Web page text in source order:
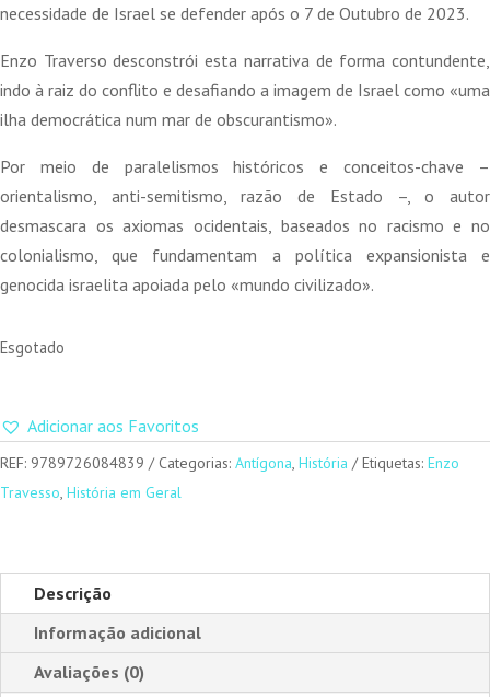
necessidade de Israel se defender após o 7 de Outubro de 2023.
Enzo Traverso desconstrói esta narrativa de forma contundente,
indo à raiz do conflito e desafiando a imagem de Israel como «uma
ilha democrática num mar de obscurantismo».
Por meio de paralelismos históricos e conceitos-chave –
orientalismo, anti-semitismo, razão de Estado –, o autor
desmascara os axiomas ocidentais, baseados no racismo e no
colonialismo, que fundamentam a política expansionista e
genocida israelita apoiada pelo «mundo civilizado».
Esgotado
Adicionar aos Favoritos
REF: 9789726084839 Categorias: Antígona, História Etiquetas: Enzo
Travesso, História em Geral
Descrição
Informação adicional
Avaliações (0)